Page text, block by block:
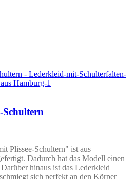
Schultern
Plissee-Schultern" ist aus
Dadurch hat das Modell einen
hinaus ist das Lederkleid
sich perfekt an den Körper